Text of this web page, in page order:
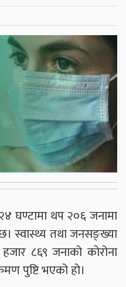
घण्टामा थप २०६ जनामा
स्वास्थ्य तथा जनसङ्ख्या
८६९ जनाको कोरोना
पुष्टि भएको हो।